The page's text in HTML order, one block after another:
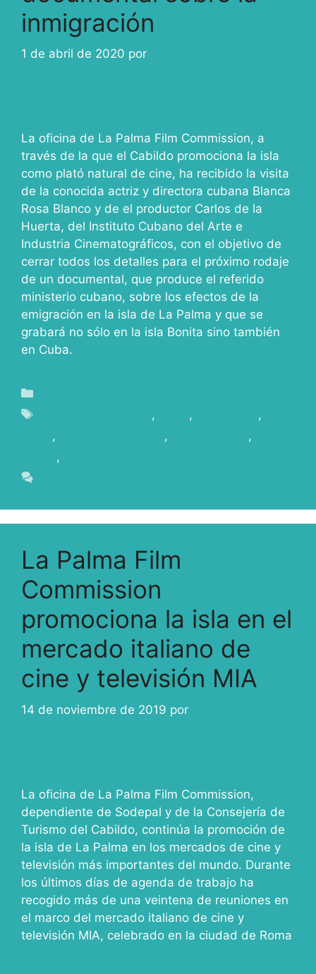
inmigración
1 de abril de 2020 por
La oficina de La Palma Film Commission, a
través de la que el Cabildo promociona la isla
como plató natural de cine, ha recibido la visita
de la conocida actriz y directora cubana Blanca
Rosa Blanco y de el productor Carlos de la
Huerta, del Instituto Cubano del Arte e
Industria Cinematográficos, con el objetivo de
cerrar todos los detalles para el próximo rodaje
de un documental, que produce el referido
ministerio cubano, sobre los efectos de la
emigración en la isla de La Palma y que se
grabará no sólo en la isla Bonita sino también
en Cuba.
, ,
,
, , ,
,
La Palma Film
Commission
promociona la isla en el
mercado italiano de
cine y televisión MIA
14 de noviembre de 2019 por
La oficina de La Palma Film Commission,
dependiente de Sodepal y de la Consejería de
Turismo del Cabildo, continúa la promoción de
la isla de La Palma en los mercados de cine y
televisión más importantes del mundo. Durante
los últimos días de agenda de trabajo ha
recogido más de una veintena de reuniones en
el marco del mercado italiano de cine y
televisión MIA, celebrado en la ciudad de Roma